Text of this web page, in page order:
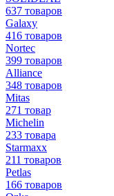
637 товаров
Galaxy
416 товаров
Nortec
399 товаров
Alliance
348 товаров
Mitas
271 товар
Michelin
233 товара
Starmaxx
211 товаров
Petlas
166 товаров